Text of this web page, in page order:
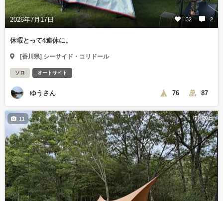
2026年7月17日 32 2
休暇とって4連休に。
[香川県] シーサイド・コリドール
ソロ オートサイト
ゆうさん 76 87
7月20日
11